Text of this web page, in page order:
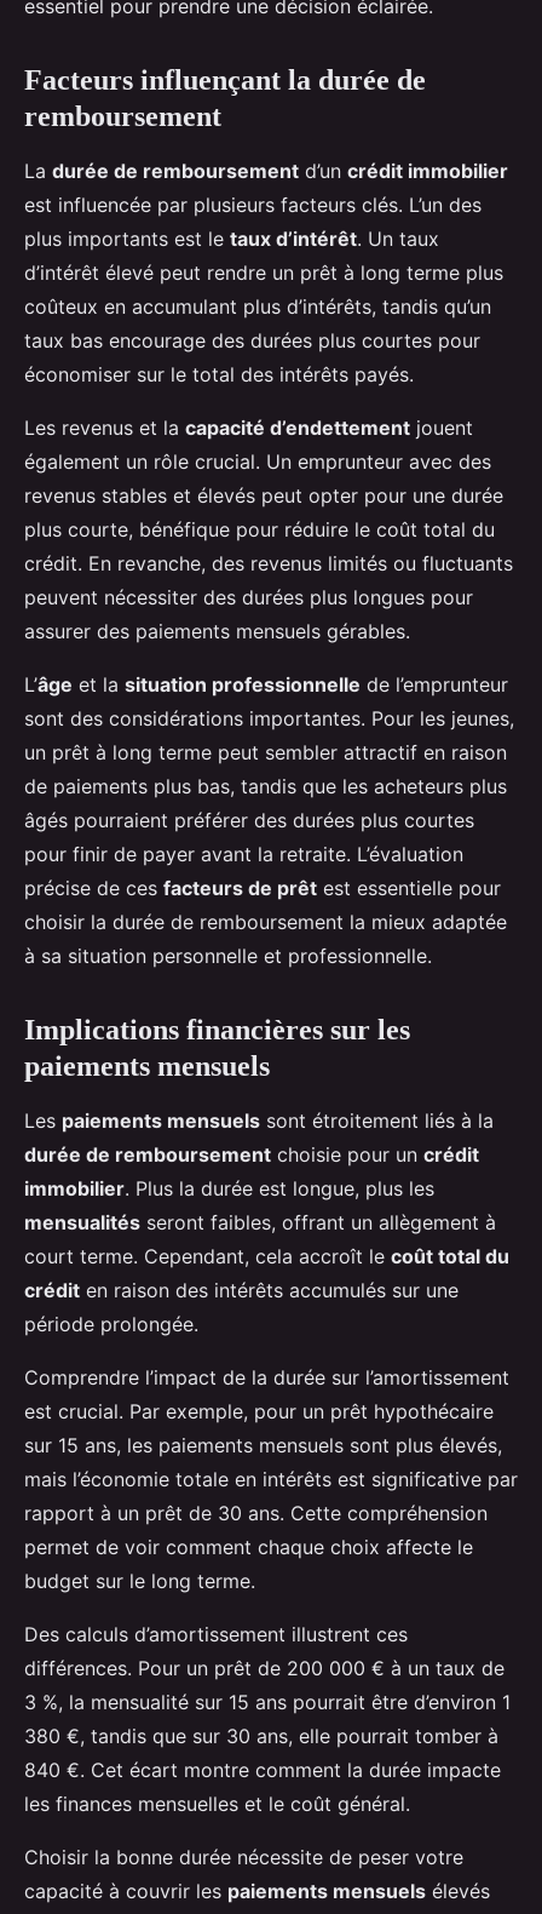
essentiel pour prendre une décision éclairée.
Facteurs influençant la durée de
remboursement
La durée de remboursement d’un crédit immobilier
est influencée par plusieurs facteurs clés. L’un des
plus importants est le taux d’intérêt. Un taux
d’intérêt élevé peut rendre un prêt à long terme plus
coûteux en accumulant plus d’intérêts, tandis qu’un
taux bas encourage des durées plus courtes pour
économiser sur le total des intérêts payés.
Les revenus et la capacité d’endettement jouent
également un rôle crucial. Un emprunteur avec des
revenus stables et élevés peut opter pour une durée
plus courte, bénéfique pour réduire le coût total du
crédit. En revanche, des revenus limités ou fluctuants
peuvent nécessiter des durées plus longues pour
assurer des paiements mensuels gérables.
L’âge et la situation professionnelle de l’emprunteur
sont des considérations importantes. Pour les jeunes,
un prêt à long terme peut sembler attractif en raison
de paiements plus bas, tandis que les acheteurs plus
âgés pourraient préférer des durées plus courtes
pour finir de payer avant la retraite. L’évaluation
précise de ces facteurs de prêt est essentielle pour
choisir la durée de remboursement la mieux adaptée
à sa situation personnelle et professionnelle.
Implications financières sur les
paiements mensuels
Les paiements mensuels sont étroitement liés à la
durée de remboursement choisie pour un crédit
immobilier. Plus la durée est longue, plus les
mensualités seront faibles, offrant un allègement à
court terme. Cependant, cela accroît le coût total du
crédit en raison des intérêts accumulés sur une
période prolongée.
Comprendre l’impact de la durée sur l’amortissement
est crucial. Par exemple, pour un prêt hypothécaire
sur 15 ans, les paiements mensuels sont plus élevés,
mais l’économie totale en intérêts est significative par
rapport à un prêt de 30 ans. Cette compréhension
permet de voir comment chaque choix affecte le
budget sur le long terme.
Des calculs d’amortissement illustrent ces
différences. Pour un prêt de 200 000 € à un taux de
3 %, la mensualité sur 15 ans pourrait être d’environ 1
380 €, tandis que sur 30 ans, elle pourrait tomber à
840 €. Cet écart montre comment la durée impacte
les finances mensuelles et le coût général.
Choisir la bonne durée nécessite de peser votre
capacité à couvrir les paiements mensuels élevés